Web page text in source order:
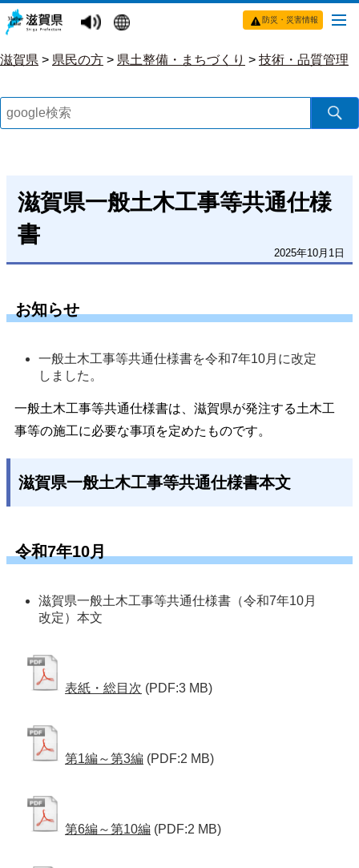
防災・災害情報
滋賀県 > 県民の方 > 県土整備・まちづくり > 技術・品質管理
滋賀県一般土木工事等共通仕様
書
2025年10月1日
お知らせ
一般土木工事等共通仕様書を令和7年10月に改定
しました。
一般土木工事等共通仕様書は、滋賀県が発注する土木工
事等の施工に必要な事項を定めたものです。
滋賀県一般土木工事等共通仕様書本文
令和7年10月
滋賀県一般土木工事等共通仕様書（令和7年10月
改定）本文
表紙・総目次 (PDF:3 MB)
第1編～第3編 (PDF:2 MB)
第6編～第10編 (PDF:2 MB)